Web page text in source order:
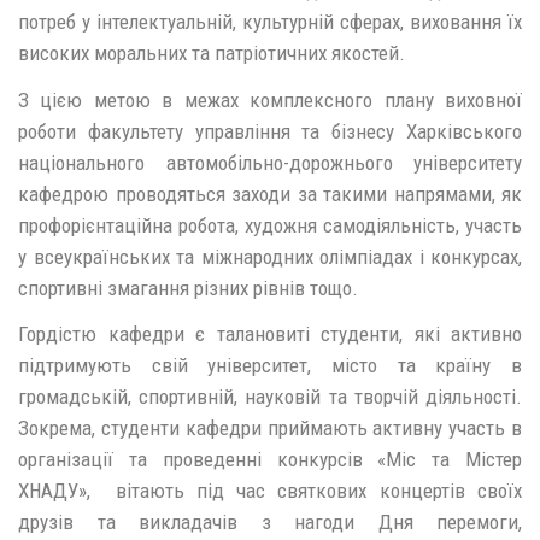
потреб у інтелектуальній, культурній сферах, виховання їх
високих моральних та патріотичних якостей.
З цією метою в межах комплексного плану виховної
роботи факультету управління та бізнесу Харківського
національного автомобільно-дорожнього університету
кафедрою проводяться заходи за такими напрямами, як
профорієнтаційна робота, художня самодіяльність, участь
у всеукраїнських та міжнародних олімпіадах і конкурсах,
спортивні змагання різних рівнів тощо.
Гордістю кафедри є талановиті студенти, які активно
підтримують свій університет, місто та країну в
громадській, спортивній, науковій та творчій діяльності.
Зокрема, студенти кафедри приймають активну участь в
організації та проведенні конкурсів «Міс та Містер
ХНАДУ», вітають під час святкових концертів своїх
друзів та викладачів з нагоди Дня перемоги,